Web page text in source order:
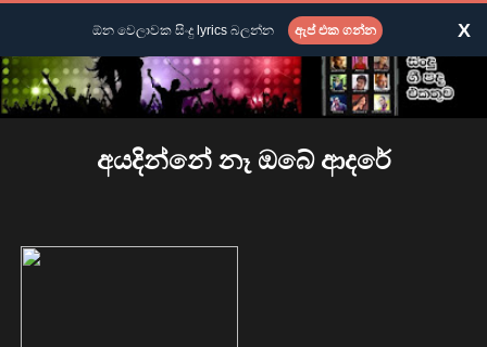
අයදින්නේ නෑ ඔබේ ආදරේ
ඕන වෙලාවක සිංදු lyrics බලන්න ඇප් එක ගන්න X